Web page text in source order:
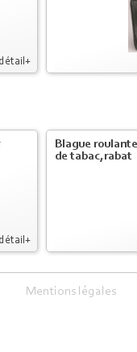
détail+
détail+
Blague
de tabac,rabat
Mentions légales